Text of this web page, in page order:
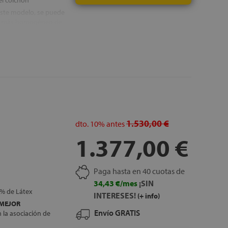
de Látex
asociación de
dto. 10% antes1.530,00 €
1.377,00 €
Paga hasta en 40 cuotas de
34,43 €/mes ¡SIN
INTERESES! (+ info)
Envío GRATIS